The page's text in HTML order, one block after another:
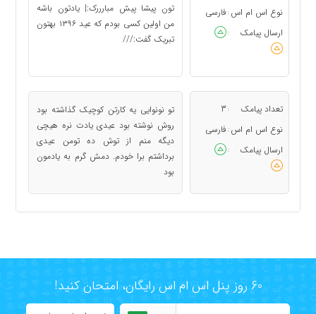
نوع اس ام اس : فارسی
ارسال پیامک
:
تون پیشا پیش مبارررک:| یادتون باشه
من اولین کسی بودم که عید ۱۳۹۶ بهتون
تبریک گفت:///
تعداد پیامک :
3
نوع اس ام اس : فارسی
ارسال پیامک
:
تو نونوایی یه کارتن کوچیک گذاشته بود
روش نوشته بود عیدی یادت نره هيچى
ديگه منم از توش ده تومن عیدی
برداشتم برا خودم. دمش گرم به یادمون
بود
60 روز پنل اس ام اس رایگان، امتحان کنید!